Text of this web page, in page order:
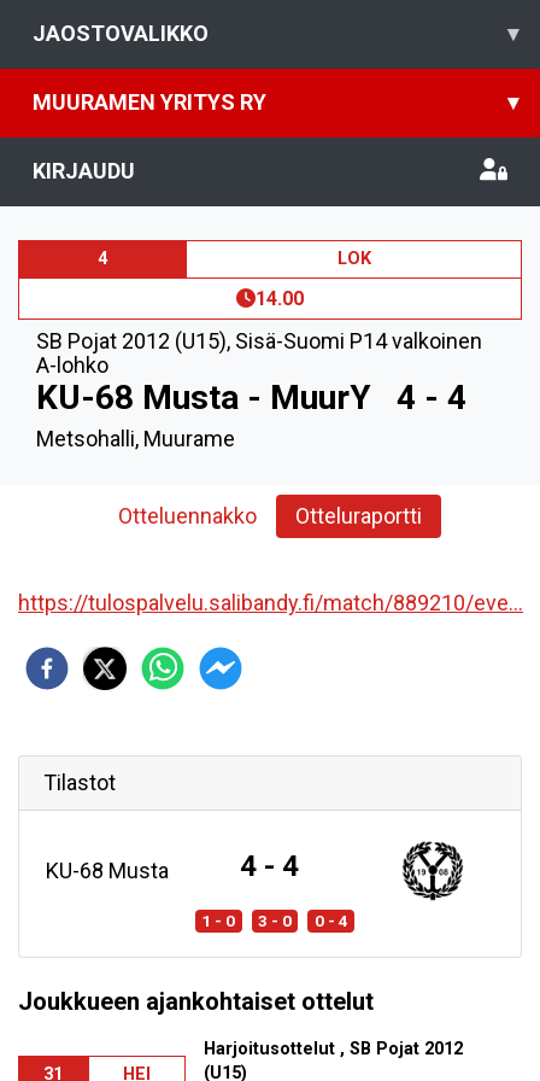
JAOSTOVALIKKO ▾
MUURAMEN YRITYS RY ▾
KIRJAUDU
4 LOK
14.00
SB Pojat 2012 (U15), Sisä-Suomi P14 valkoinen
A-lohko
KU-68 Musta - MuurY 4 - 4
Metsohalli, Muurame
Otteluennakko Otteluraportti
https://tulospalvelu.salibandy.fi/match/889210/eve...
Tilastot
KU-68 Musta 4 - 4
1 - 0 3 - 0 0 - 4
Joukkueen ajankohtaiset ottelut
31 HEI
Harjoitusottelut , SB Pojat 2012
(U15)